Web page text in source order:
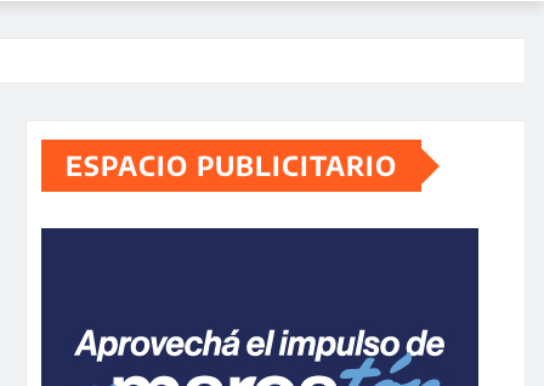
ESPACIO PUBLICITARIO